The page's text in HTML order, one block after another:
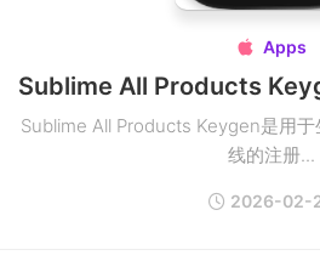
 Apps
Sublime All Products Keygen是用
线的注册...
2026-02-